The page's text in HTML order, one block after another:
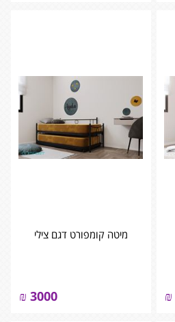
₪
מיטה קומפורט דגם צילי
3000
₪